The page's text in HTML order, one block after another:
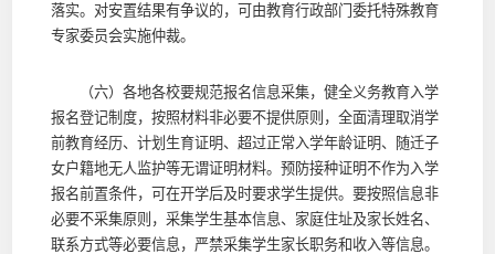
落实。对安置结果有争议的，可由教育行政部门委托特殊教育
专家委员会实施仲裁。
（六）各地各校要规范报名信息采集，健全义务教育入学
报名登记制度，按照材料非必要不提供原则，全面清理取消学
前教育经历、计划生育证明、超过正常入学年龄证明、随迁子
女户籍地无人监护等无谓证明材料。预防接种证明不作为入学
报名前置条件，可在开学后及时要求学生提供。要按照信息非
必要不采集原则，采集学生基本信息、家庭住址及家长姓名、
联系方式等必要信息，严禁采集学生家长职务和收入等信息。